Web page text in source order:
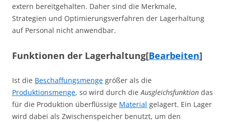
extern bereitgehalten. Daher sind die Merkmale,
Strategien und Optimierungsverfahren der Lagerhaltung
auf Personal nicht anwendbar.
Funktionen der Lagerhaltung[Bearbeiten]
Ist die Beschaffungsmenge größer als die
Produktionsmenge, so wird durch dieAusgleichsfunktion das
für die Produktion überflüssige Material gelagert. Ein Lager
wird dabei als Zwischenspeicher benutzt, um den